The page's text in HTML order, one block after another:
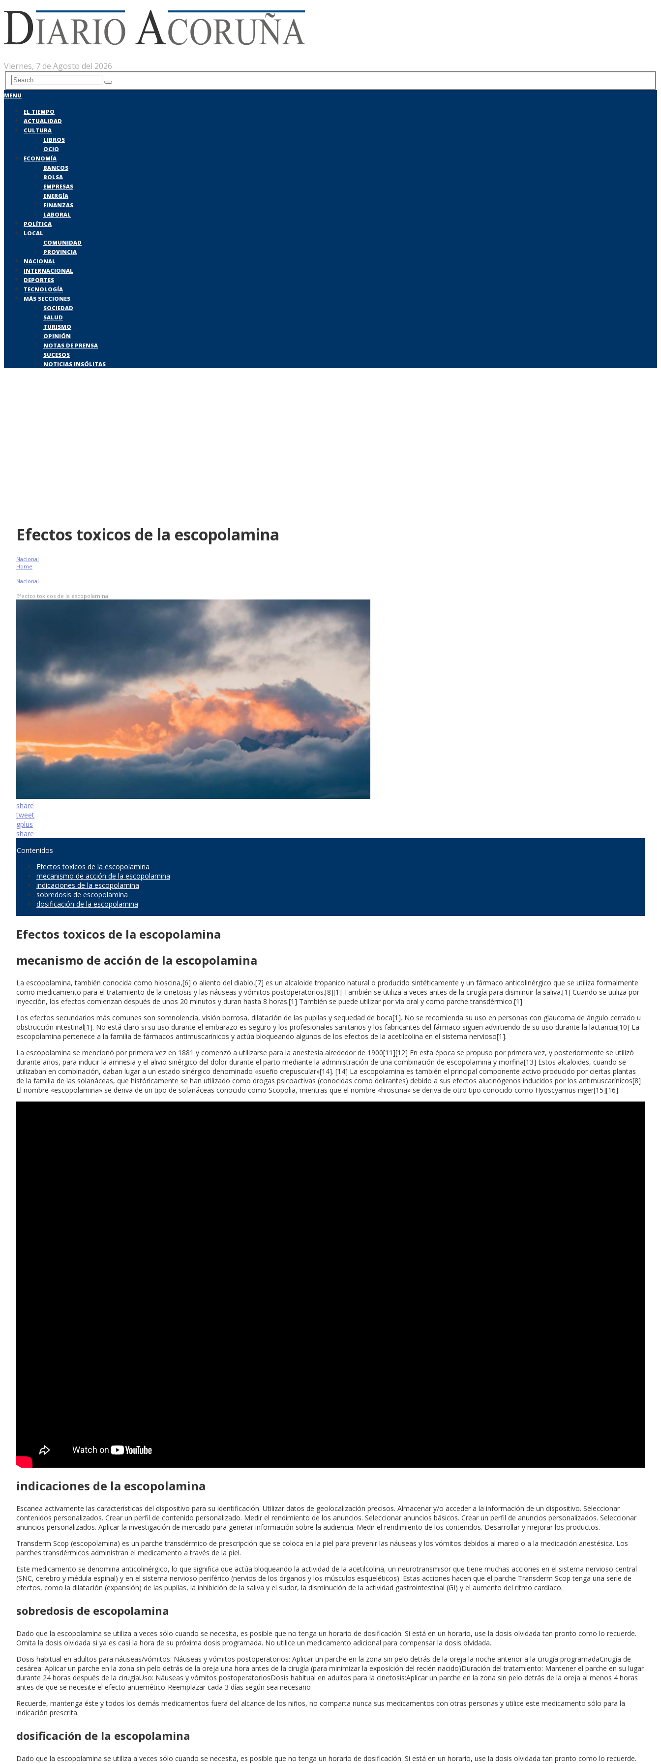
Viernes, 7 de Agosto del 2026
MENU
EL TIEMPO
ACTUALIDAD
CULTURA
LIBROS
OCIO
ECONOMÍA
BANCOS
BOLSA
EMPRESAS
ENERGÍA
FINANZAS
LABORAL
POLÍTICA
LOCAL
COMUNIDAD
PROVINCIA
NACIONAL
INTERNACIONAL
DEPORTES
TECNOLOGÍA
MÁS SECCIONES
SOCIEDAD
SALUD
TURISMO
OPINIÓN
NOTAS DE PRENSA
SUCESOS
NOTICIAS INSÓLITAS
Efectos toxicos de la escopolamina
Nacional
Home
|
Nacional
|
Efectos toxicos de la escopolamina
share
tweet
gplus
share
Contenidos
Efectos toxicos de la escopolamina
mecanismo de acción de la escopolamina
indicaciones de la escopolamina
sobredosis de escopolamina
dosificación de la escopolamina
Efectos toxicos de la escopolamina
mecanismo de acción de la escopolamina
La escopolamina, también conocida como hioscina,[6] o aliento del diablo,[7] es un alcaloide tropanico natural o producido sintéticamente y un fármaco anticolinérgico que se utiliza formalmente
como medicamento para el tratamiento de la cinetosis y las náuseas y vómitos postoperatorios.[8][1] También se utiliza a veces antes de la cirugía para disminuir la saliva.[1] Cuando se utiliza por
inyección, los efectos comienzan después de unos 20 minutos y duran hasta 8 horas.[1] También se puede utilizar por vía oral y como parche transdérmico.[1]
Los efectos secundarios más comunes son somnolencia, visión borrosa, dilatación de las pupilas y sequedad de boca[1]. No se recomienda su uso en personas con glaucoma de ángulo cerrado u
obstrucción intestinal[1]. No está claro si su uso durante el embarazo es seguro y los profesionales sanitarios y los fabricantes del fármaco siguen advirtiendo de su uso durante la lactancia[10] La
escopolamina pertenece a la familia de fármacos antimuscarínicos y actúa bloqueando algunos de los efectos de la acetilcolina en el sistema nervioso[1].
La escopolamina se mencionó por primera vez en 1881 y comenzó a utilizarse para la anestesia alrededor de 1900[11][12] En esta época se propuso por primera vez, y posteriormente se utilizó
durante años, para inducir la amnesia y el alivio sinérgico del dolor durante el parto mediante la administración de una combinación de escopolamina y morfina[13] Estos alcaloides, cuando se
utilizaban en combinación, daban lugar a un estado sinérgico denominado «sueño crepuscular»[14]. [14] La escopolamina es también el principal componente activo producido por ciertas plantas
de la familia de las solanáceas, que históricamente se han utilizado como drogas psicoactivas (conocidas como delirantes) debido a sus efectos alucinógenos inducidos por los antimuscarínicos[8]
El nombre «escopolamina» se deriva de un tipo de solanáceas conocido como Scopolia, mientras que el nombre «hioscina» se deriva de otro tipo conocido como Hyoscyamus niger[15][16].
indicaciones de la escopolamina
Escanea activamente las características del dispositivo para su identificación. Utilizar datos de geolocalización precisos. Almacenar y/o acceder a la información de un dispositivo. Seleccionar
contenidos personalizados. Crear un perfil de contenido personalizado. Medir el rendimiento de los anuncios. Seleccionar anuncios básicos. Crear un perfil de anuncios personalizados. Seleccionar
anuncios personalizados. Aplicar la investigación de mercado para generar información sobre la audiencia. Medir el rendimiento de los contenidos. Desarrollar y mejorar los productos.
Transderm Scop (escopolamina) es un parche transdérmico de prescripción que se coloca en la piel para prevenir las náuseas y los vómitos debidos al mareo o a la medicación anestésica. Los
parches transdérmicos administran el medicamento a través de la piel.
Este medicamento se denomina anticolinérgico, lo que significa que actúa bloqueando la actividad de la acetilcolina, un neurotransmisor que tiene muchas acciones en el sistema nervioso central
(SNC, cerebro y médula espinal) y en el sistema nervioso periférico (nervios de los órganos y los músculos esqueléticos). Estas acciones hacen que el parche Transderm Scop tenga una serie de
efectos, como la dilatación (expansión) de las pupilas, la inhibición de la saliva y el sudor, la disminución de la actividad gastrointestinal (GI) y el aumento del ritmo cardíaco.
sobredosis de escopolamina
Dado que la escopolamina se utiliza a veces sólo cuando se necesita, es posible que no tenga un horario de dosificación. Si está en un horario, use la dosis olvidada tan pronto como lo recuerde.
Omita la dosis olvidada si ya es casi la hora de su próxima dosis programada. No utilice un medicamento adicional para compensar la dosis olvidada.
Dosis habitual en adultos para náuseas/vómitos: Náuseas y vómitos postoperatorios: Aplicar un parche en la zona sin pelo detrás de la oreja la noche anterior a la cirugía programadaCirugía de
cesárea: Aplicar un parche en la zona sin pelo detrás de la oreja una hora antes de la cirugía (para minimizar la exposición del recién nacido)Duración del tratamiento: Mantener el parche en su lugar
durante 24 horas después de la cirugíaUso: Náuseas y vómitos postoperatoriosDosis habitual en adultos para la cinetosis:Aplicar un parche en la zona sin pelo detrás de la oreja al menos 4 horas
antes de que se necesite el efecto antiemético-Reemplazar cada 3 días según sea necesario
Recuerde, mantenga éste y todos los demás medicamentos fuera del alcance de los niños, no comparta nunca sus medicamentos con otras personas y utilice este medicamento sólo para la
indicación prescrita.
dosificación de la escopolamina
Dado que la escopolamina se utiliza a veces sólo cuando se necesita, es posible que no tenga un horario de dosificación. Si está en un horario, use la dosis olvidada tan pronto como lo recuerde.